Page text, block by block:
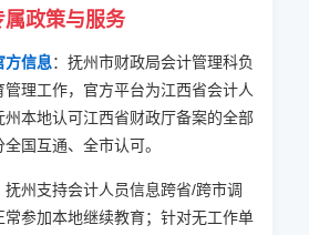
政策与服务
方信息：抚州市财政局会计管理科负
理工作，官方平台为江西省会计人
州本地认可江西省财政厅备案的全部
国互通、全市认可。
抚州支持会计人员信息跨省/跨市调
参加本地继续教育；针对无工作单